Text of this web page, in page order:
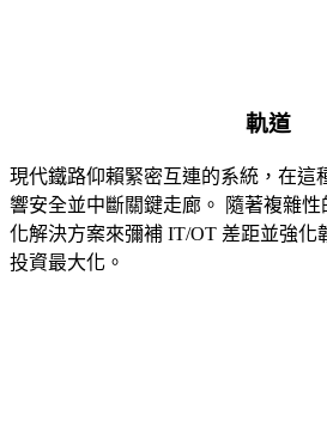
軌道
現代鐵路仰賴緊密互連的系統，在這
響安全並中斷關鍵走廊。 隨著複雜
化解決方案來彌補 IT/OT 差距並強化
投資最大化。